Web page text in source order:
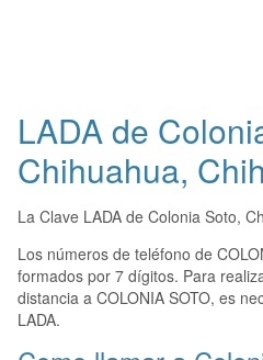
LADA de
Chihuahua,
La Clave LADA de Colonia Soto,
Los números de teléfono de
formados por 7 dígitos. Para
distancia a COLONIA SOTO, es
LADA.